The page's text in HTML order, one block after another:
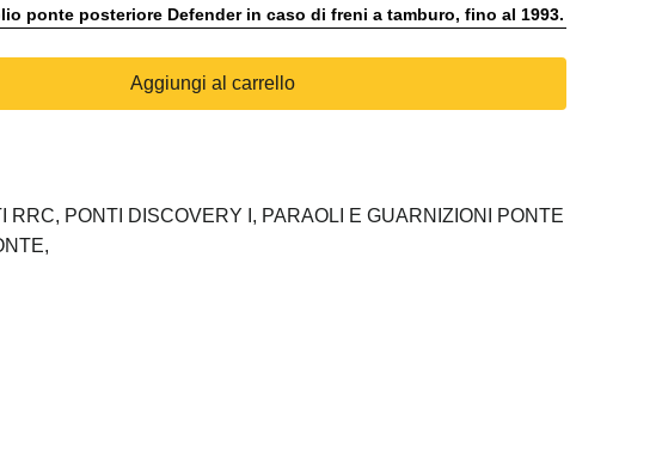
ponte posteriore Defender in caso di freni a tamburo, fino al 1993.
Aggiungi al carrello
RRC, PONTI DISCOVERY I, PARAOLI E GUARNIZIONI PONTE